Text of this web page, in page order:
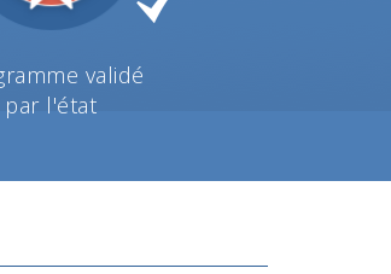
validé
par l'état